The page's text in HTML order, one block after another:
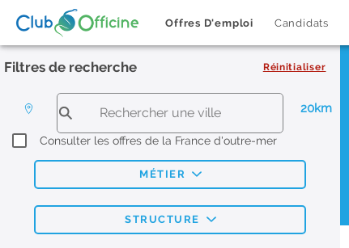
Offres D'emploi Candidats
Filtres de recherche Réinitialiser
20km
Consulter les offres de la France d'outre-mer
MÉTIER
STRUCTURE